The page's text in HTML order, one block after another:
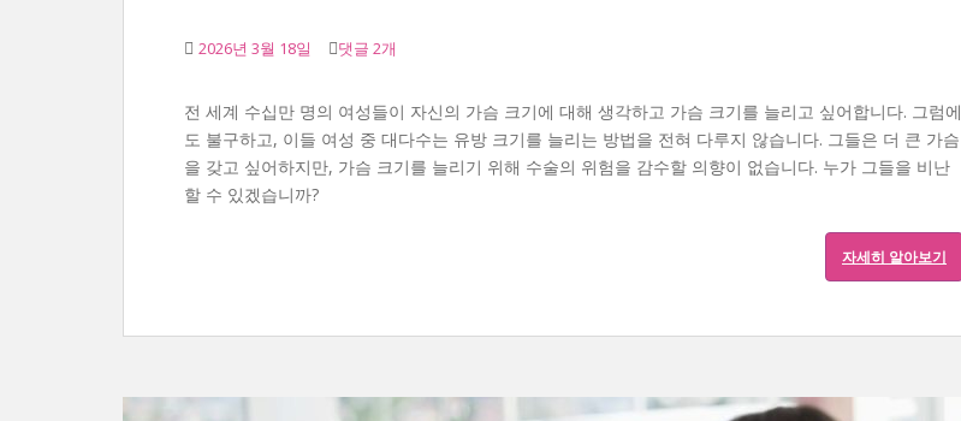
2026년 3월 18일 댓글 2개
전 세계 수십만 명의 여성들이 자신의 가슴 크기에 대해 생각하고 가슴 크기를 늘리고 싶어합니다. 그럼에
도 불구하고, 이들 여성 중 대다수는 유방 크기를 늘리는 방법을 전혀 다루지 않습니다. 그들은 더 큰 가슴
을 갖고 싶어하지만, 가슴 크기를 늘리기 위해 수술의 위험을 감수할 의향이 없습니다. 누가 그들을 비난
할 수 있겠습니까?
자세히 알아보기